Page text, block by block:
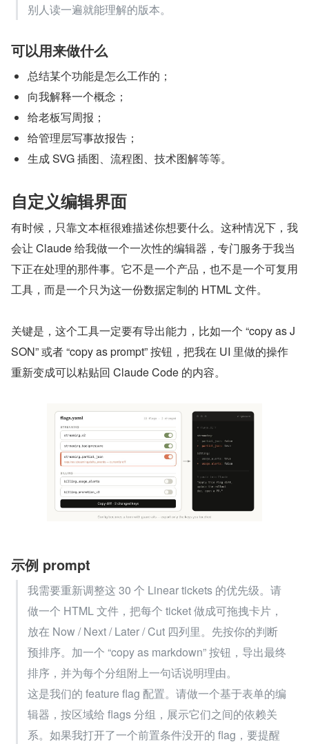
别人读一遍就能理解的版本。
可以用来做什么
总结某个功能是怎么工作的；
向我解释一个概念；
给老板写周报；
给管理层写事故报告；
生成 SVG 插图、流程图、技术图解等等。
自定义编辑界面
有时候，只靠文本框很难描述你想要什么。这种情况下，我
会让 Claude 给我做一个一次性的编辑器，专门服务于我当
下正在处理的那件事。它不是一个产品，也不是一个可复用
工具，而是一个只为这一份数据定制的 HTML 文件。
关键是，这个工具一定要有导出能力，比如一个 “copy as J
SON” 或者 “copy as prompt” 按钮，把我在 UI 里做的操作
重新变成可以粘贴回 Claude Code 的内容。
示例 prompt
我需要重新调整这 30 个 Linear tickets 的优先级。请
做一个 HTML 文件，把每个 ticket 做成可拖拽卡片，
放在 Now / Next / Later / Cut 四列里。先按你的判断
预排序。加一个 “copy as markdown” 按钮，导出最终
排序，并为每个分组附上一句话说明理由。
这是我们的 feature flag 配置。请做一个基于表单的编
辑器，按区域给 flags 分组，展示它们之间的依赖关
系。如果我打开了一个前置条件没开的 flag，要提醒